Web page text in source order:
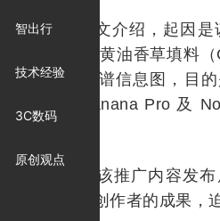
智出行
技术经验
3C数码
原创观点
援引博文介绍，起因是
生成的“经典黄油香草填料
tuffing）”食谱信息图，目
型 Nano Banana Pro 及
然而，该推广内容发布
剽窃了内容创作者的成果，